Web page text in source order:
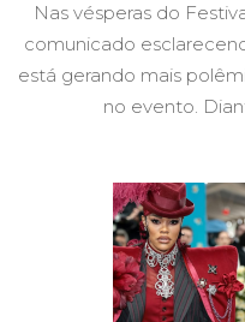
Nas vésperas do
comunicado
está gerando mais
no evento.